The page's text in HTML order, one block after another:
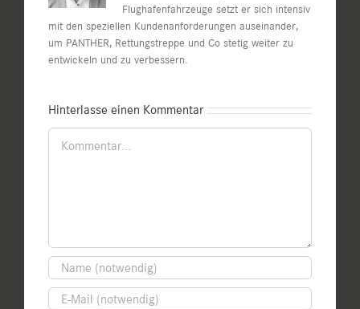
Flughafenfahrzeuge setzt er sich intensiv
mit den speziellen Kundenanforderungen auseinander,
um PANTHER, Rettungstreppe und Co stetig weiter zu
entwickeln und zu verbessern.
Hinterlasse einen Kommentar
Kommentar